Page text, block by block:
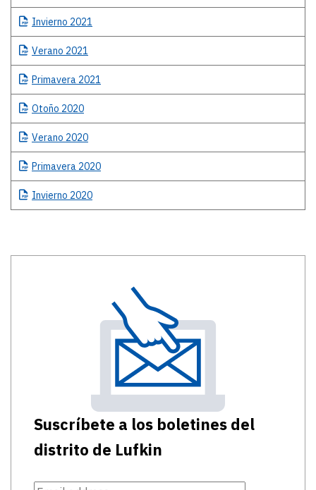
Invierno 2021
Verano 2021
Primavera 2021
Otoño 2020
Verano 2020
Primavera 2020
Invierno 2020
Suscríbete a los boletines del
distrito de Lufkin